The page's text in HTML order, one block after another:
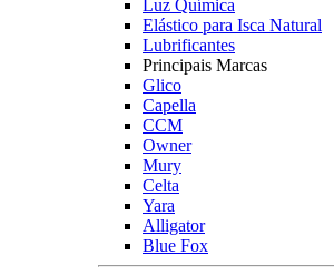
Luz Química
Elástico para Isca Natural
Lubrificantes
Principais Marcas
Glico
Capella
CCM
Owner
Mury
Celta
Yara
Alligator
Blue Fox